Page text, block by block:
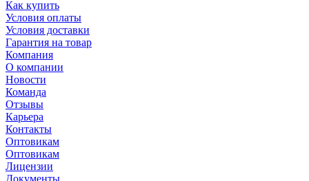
Как купить
Условия оплаты
Условия доставки
Гарантия на товар
Компания
О компании
Новости
Команда
Отзывы
Карьера
Контакты
Оптовикам
Оптовикам
Лицензии
Документы